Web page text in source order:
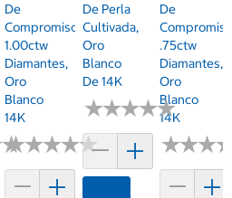
★
★
De
Compromiso,
1.00ctw
Diamantes,
Oro
Blanco
14K
★★★★★
★★★★★
De Perla
Cultivada,
Oro
Blanco
De 14K
★★★★★
★★★★★
De
.75ctw
Diamantes,
Oro
Blanco
14K
★★★
★★★